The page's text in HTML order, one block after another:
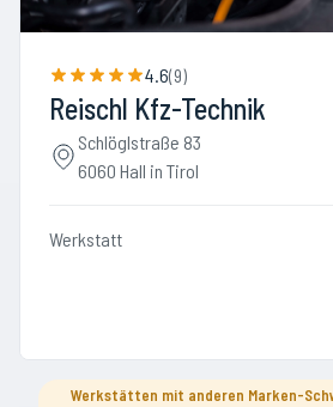
4.6(9)
Reischl Kfz-Technik
Schlöglstraße 83
6060 Hall in Tirol
Werkstatt
Werkstätten mit anderen Marken-